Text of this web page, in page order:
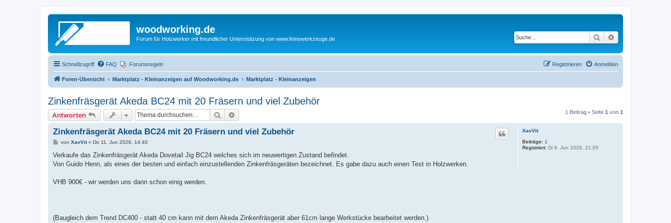
woodworking.de
Forum für Holzwerker mit freundlicher Unterstützung von www.feinewerkzeuge.de Suche
Schnellzugriff FAQ Forumsregeln Anmelden
Registrieren
Foren-Übersicht Marktplatz - Kleinanzeigen auf Woodworking.de Marktplatz - Kleinanzeigen
Zinkenfräsgerät Akeda BC24 mit 20 Fräsern und viel Zubehör
Antworten Suche 1 Beitrag • Seite 1 von 1
XavVit
Beiträge: 1
Registriert: Di 9. Jun 2026, 21:05
Zinkenfräsgerät Akeda BC24 mit 20 Fräsern und viel Zubehör
B
i
r
von XavVit» Do 11. Jun 2026, 14:40
Verkaufe das Zinkenfräsgerät Akeda Dovetail Jig BC24 welches sich im neuwertigen Zustand befindet.
Von Guido Henn, als eines der besten und einfach einzustellenden Zinkenfräsgeräten bezeichnet. Es gabe dazu auch einen Test in Holzwerken.
VHB 900€ - wir werden uns dann schon einig werden.
(Baugleich dem Trend DC400 - statt 40 cm kann mit dem Akeda Zinkenfräsgerät aber 61cm lange Werkstücke bearbeitet werden.)